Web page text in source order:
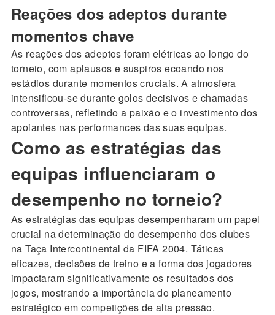
Reações dos adeptos durante
momentos chave
As reações dos adeptos foram elétricas ao longo do
torneio, com aplausos e suspiros ecoando nos
estádios durante momentos cruciais. A atmosfera
intensificou-se durante golos decisivos e chamadas
controversas, refletindo a paixão e o investimento dos
apoiantes nas performances das suas equipas.
Como as estratégias das
equipas influenciaram o
desempenho no torneio?
As estratégias das equipas desempenharam um papel
crucial na determinação do desempenho dos clubes
na Taça Intercontinental da FIFA 2004. Táticas
eficazes, decisões de treino e a forma dos jogadores
impactaram significativamente os resultados dos
jogos, mostrando a importância do planeamento
estratégico em competições de alta pressão.